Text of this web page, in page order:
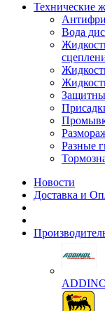
Технические
Вода
Разные
Новости
Доставка и